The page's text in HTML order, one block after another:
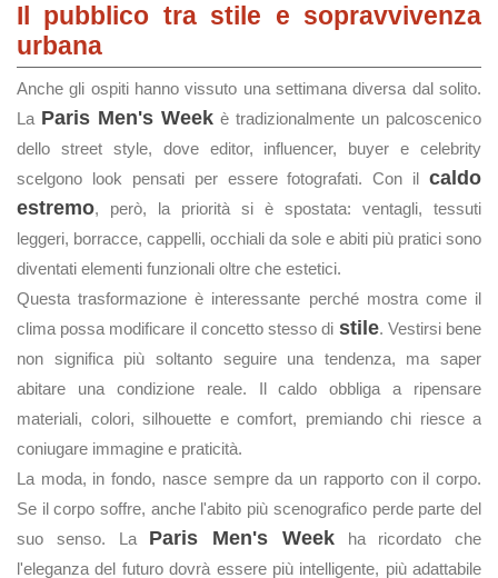
Il pubblico tra stile e sopravvivenza
urbana
Anche gli ospiti hanno vissuto una settimana diversa dal solito.
La Paris Men's Week è tradizionalmente un palcoscenico
dello street style, dove editor, influencer, buyer e celebrity
scelgono look pensati per essere fotografati. Con il caldo
estremo, però, la priorità si è spostata: ventagli, tessuti
leggeri, borracce, cappelli, occhiali da sole e abiti più pratici sono
diventati elementi funzionali oltre che estetici.
Questa trasformazione è interessante perché mostra come il
clima possa modificare il concetto stesso di stile. Vestirsi bene
non significa più soltanto seguire una tendenza, ma saper
abitare una condizione reale. Il caldo obbliga a ripensare
materiali, colori, silhouette e comfort, premiando chi riesce a
coniugare immagine e praticità.
La moda, in fondo, nasce sempre da un rapporto con il corpo.
Se il corpo soffre, anche l'abito più scenografico perde parte del
suo senso. La Paris Men's Weekha ricordato che
l'eleganza del futuro dovrà essere più intelligente, più adattabile